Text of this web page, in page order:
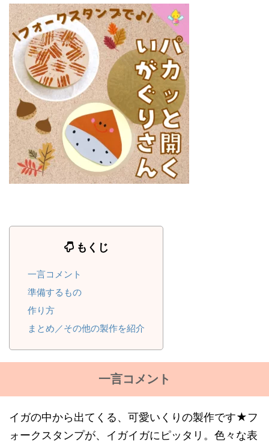
もくじ
一言コメント
準備するもの
作り方
まとめ／その他の製作を紹介
一言コメント
イガの中から出てくる、可愛いくりの製作です★フ
ォークスタンプが、イガイガにピッタリ。色々な表